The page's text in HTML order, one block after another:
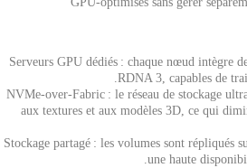
Serveurs GPU dédiés : chaque nœud intègre
RDNA 3, capables de
NVMe‑over‑Fabric : le réseau de stockage
aux textures et aux modèles 3D, ce qui
Stockage partagé : les volumes sont répliqués
une haute